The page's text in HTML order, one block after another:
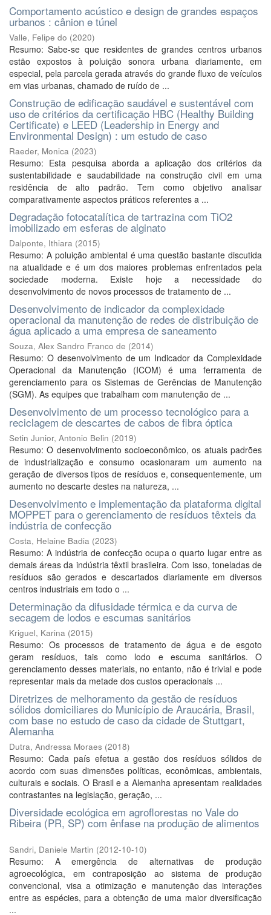
Comportamento acústico e design de grandes espaços
urbanos : cânion e túnel
Valle, Felipe do (2020)
Resumo: Sabe-se que residentes de grandes centros urbanos
estão expostos à poluição sonora urbana diariamente, em
especial, pela parcela gerada através do grande fluxo de veículos
em vias urbanas, chamado de ruído de ...
Construção de edificação saudável e sustentável com
uso de critérios da certificação HBC (Healthy Building
Certificate) e LEED (Leadership in Energy and
Environmental Design) : um estudo de caso
Raeder, Monica (2023)
Resumo: Esta pesquisa aborda a aplicação dos critérios da
sustentabilidade e saudabilidade na construção civil em uma
residência de alto padrão. Tem como objetivo analisar
comparativamente aspectos práticos referentes a ...
Degradação fotocatalítica de tartrazina com TiO2
imobilizado em esferas de alginato
Dalponte, Ithiara (2015)
Resumo: A poluição ambiental é uma questão bastante discutida
na atualidade e é um dos maiores problemas enfrentados pela
sociedade moderna. Existe hoje a necessidade do
desenvolvimento de novos processos de tratamento de ...
Desenvolvimento de indicador da complexidade
operacional da manutenção de redes de distribuição de
água aplicado a uma empresa de saneamento
Souza, Alex Sandro Franco de (2014)
Resumo: O desenvolvimento de um Indicador da Complexidade
Operacional da Manutenção (ICOM) é uma ferramenta de
gerenciamento para os Sistemas de Gerências de Manutenção
(SGM). As equipes que trabalham com manutenção de ...
Desenvolvimento de um processo tecnológico para a
reciclagem de descartes de cabos de fibra óptica
Setin Junior, Antonio Belin (2019)
Resumo: O desenvolvimento socioeconômico, os atuais padrões
de industrialização e consumo ocasionaram um aumento na
geração de diversos tipos de resíduos e, consequentemente, um
aumento no descarte destes na natureza, ...
Desenvolvimento e implementação da plataforma digital
MOPPET para o gerenciamento de resíduos têxteis da
indústria de confecção
Costa, Helaine Badia (2023)
Resumo: A indústria de confecção ocupa o quarto lugar entre as
demais áreas da indústria têxtil brasileira. Com isso, toneladas de
resíduos são gerados e descartados diariamente em diversos
centros industriais em todo o ...
Determinação da difusidade térmica e da curva de
secagem de lodos e escumas sanitários
Kriguel, Karina (2015)
Resumo: Os processos de tratamento de água e de esgoto
geram resíduos, tais como lodo e escuma sanitários. O
gerenciamento desses materiais, no entanto, não é trivial e pode
representar mais da metade dos custos operacionais ...
Diretrizes de melhoramento da gestão de resíduos
sólidos domiciliares do Município de Araucária, Brasil,
com base no estudo de caso da cidade de Stuttgart,
Alemanha
Dutra, Andressa Moraes (2018)
Resumo: Cada país efetua a gestão dos resíduos sólidos de
acordo com suas dimensões políticas, econômicas, ambientais,
culturais e sociais. O Brasil e a Alemanha apresentam realidades
contrastantes na legislação, geração, ...
Diversidade ecológica em agroflorestas no Vale do
Ribeira (PR, SP) com ênfase na produção de alimentos
Sandri, Daniele Martin (2012-10-10)
Resumo: A emergência de alternativas de produção
agroecológica, em contraposição ao sistema de produção
convencional, visa a otimização e manutenção das interações
entre as espécies, para a obtenção de uma maior diversificação
...